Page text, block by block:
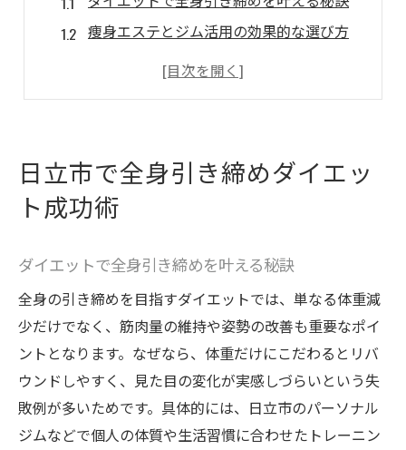
痩身エステとジム活用の効果的な選び方
日立市ダイエット最新トレンド徹底解説
続けやすいダイエット習慣の作り方とコツ
日立市で話題の痩身エステ活用術まとめ
全身引き締めに役立つ食事管理のポイント
無理せず続くダイエットメンタルケア法
全身が変わる！日立発ダイエット法
日立市発ダイエット法の特徴とメリット
全身引き締めに効くおすすめダイエット法
痩身効果を高める日立市の新アプローチ
日立市で全身引き締めダイエッ
ト成功術
ダイエットで全身引き締めを叶える秘訣
全身の引き締めを目指すダイエットでは、単なる体重減
少だけでなく、筋肉量の維持や姿勢の改善も重要なポイ
ントとなります。なぜなら、体重だけにこだわるとリバ
ウンドしやすく、見た目の変化が実感しづらいという失
敗例が多いためです。具体的には、日立市のパーソナル
ジムなどで個人の体質や生活習慣に合わせたトレーニン